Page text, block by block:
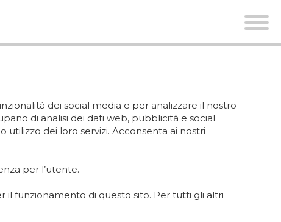
dei social media e per analizzare il nostro
di analisi dei dati web, pubblicità e social
dei loro servizi. Acconsenta ai nostri
per l’utente.
il funzionamento di questo sito. Per tutti gli altri